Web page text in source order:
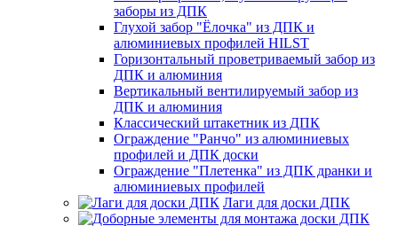
заборы из ДПК
Глухой забор "Ёлочка" из ДПК и
алюминиевых профилей HILST
Горизонтальный проветриваемый забор из
ДПК и алюминия
Вертикальный вентилируемый забор из
ДПК и алюминия
Классический штакетник из ДПК
Ограждение "Ранчо" из алюминиевых
профилей и ДПК доски
Ограждение "Плетенка" из ДПК дранки и
алюминиевых профилей
Лаги для доски ДПК